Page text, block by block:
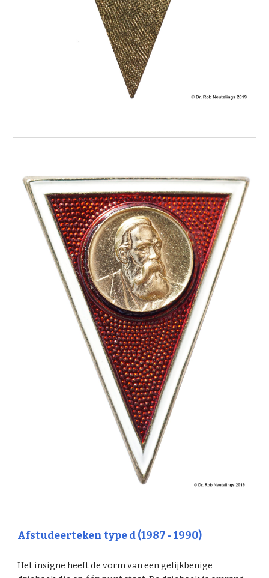
Afstudeerteken type d (1987 - 1990)
Het insigne heeft de vorm van een gelijkbenige